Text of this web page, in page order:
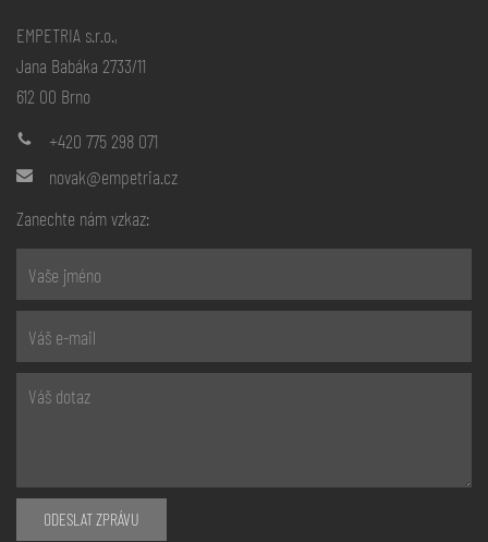
EMPETRIA s.r.o.,
Jana Babáka 2733/11
612 00 Brno
+420 775 298 071
novak@empetria.cz
Zanechte nám vzkaz:
ODESLAT ZPRÁVU